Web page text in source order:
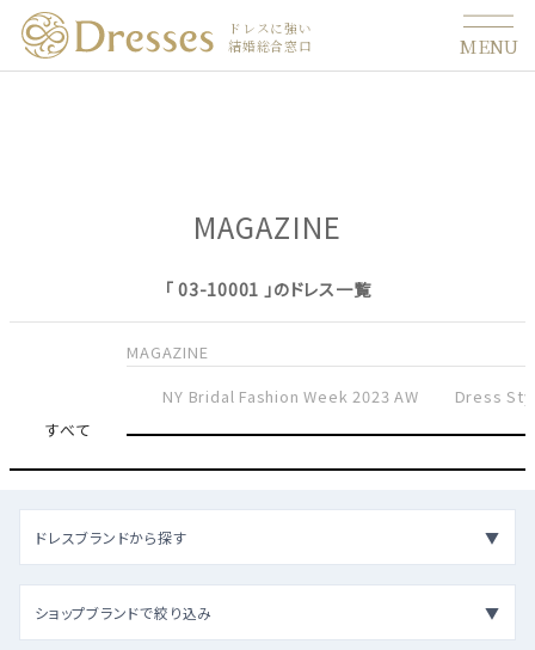
ドレスに強い
結婚総合窓口
MENU
MAGAZINE
「 03-10001 」のドレス一覧
すべて
MAGAZINE
NY Bridal Fashion Week 2023 AW
Dress
ドレスブランドから探す
ショップブランドで絞り込み